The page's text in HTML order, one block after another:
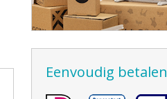
Eenvoudig betalen